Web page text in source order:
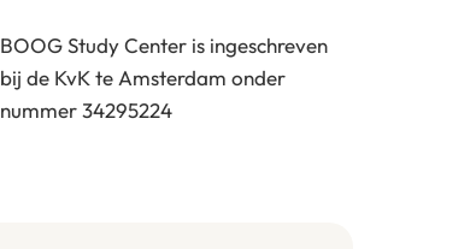
BOOG Study Center is ingeschreven
bij de KvK te Amsterdam onder
nummer 34295224